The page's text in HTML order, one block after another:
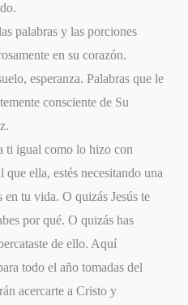
palabras y las porciones
en su corazón.
esperanza. Palabras que le
consciente de Su
ti igual como lo hizo con
ella, estés necesitando una
tu vida. O quizás Jesús te
por qué. O quizás has
de ello. Aquí
todo el año tomadas del
acercarte a Cristo y